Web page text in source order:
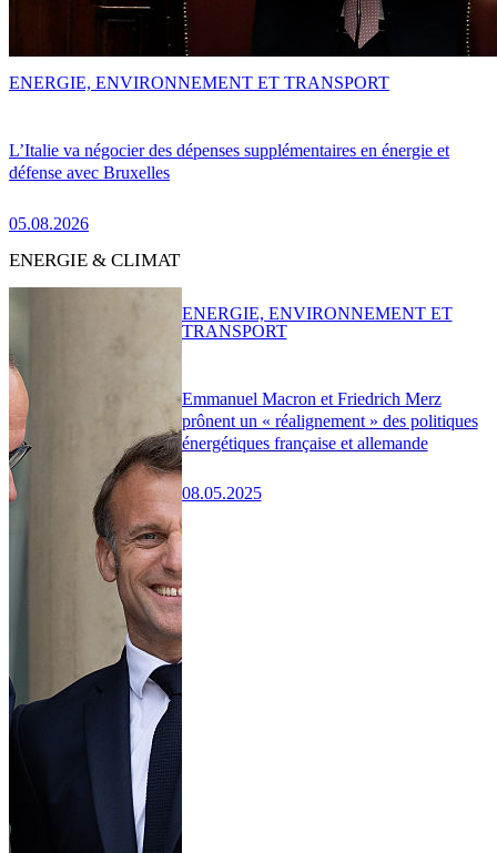
L’Italie va négocier des dépenses supplémentaires en énergie et
défense avec Bruxelles
05.08.2026
ENERGIE, ENVIRONNEMENT ET TRANSPORT
ENERGIE & CLIMAT
Emmanuel Macron et Friedrich Merz
prônent un « réalignement » des politiques
énergétiques française et allemande
08.05.2025
ENERGIE, ENVIRONNEMENT ET
TRANSPORT